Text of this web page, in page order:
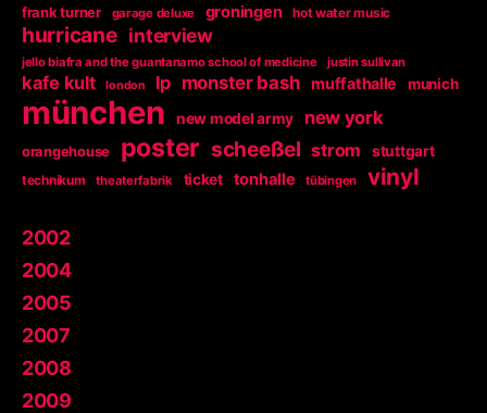
frank turner garage deluxe groningen hot water music
hurricane interview
jello biafra and the guantanamo school of medicine justin sullivan
kafe kult london lp monster bash muffathalle munich
münchen new model army new york
orangehouse poster scheeßel strom stuttgart
technikum theaterfabrik ticket tonhalle tübingen vinyl
2002
2004
2005
2007
2008
2009